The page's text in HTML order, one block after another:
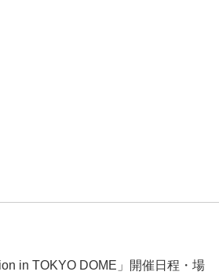
in TOKYO DOME」開催日程・場